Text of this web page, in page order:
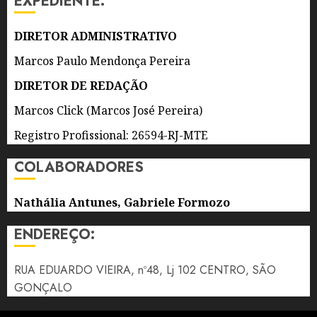
DE 2026
DIRETOR ADMINISTRATIVO
Marcos Paulo Mendonça Pereira
DIRETOR DE REDAÇÃO
Marcos Click (Marcos José Pereira)
Registro Profissional: 26594-RJ-MTE
COLABORADORES
Nathália Antunes, Gabriele Formozo
ENDEREÇO:
RUA EDUARDO VIEIRA, nº48, Lj 102 CENTRO, SÃO
GONÇALO